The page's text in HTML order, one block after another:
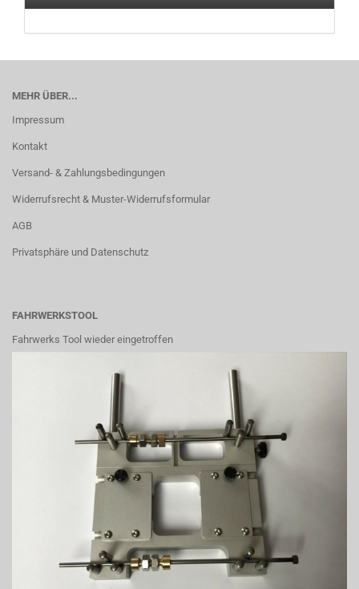
MEHR ÜBER...
Impressum
Kontakt
Versand- & Zahlungsbedingungen
Widerrufsrecht & Muster-Widerrufsformular
AGB
Privatsphäre und Datenschutz
FAHRWERKSTOOL
Fahrwerks Tool wieder eingetroffen